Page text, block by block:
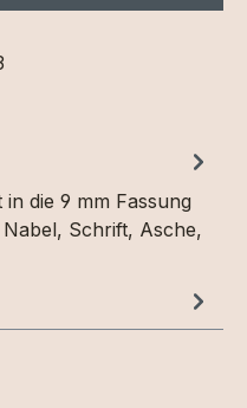
die 9 mm Fassung
Schrift, Asche,